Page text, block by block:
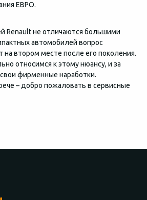
ЕВРО.
Renault не отличаются большими
автомобилей вопрос
на втором месте после его поколения.
относимся к этому нюансу, и за
фирменные наработки.
– добро пожаловать в сервисные